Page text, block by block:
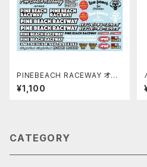
PINEBEACH RACEWAY オリ
ジナルデカールSUKOYAKA P
BRW071
¥1,100
CATEGORY